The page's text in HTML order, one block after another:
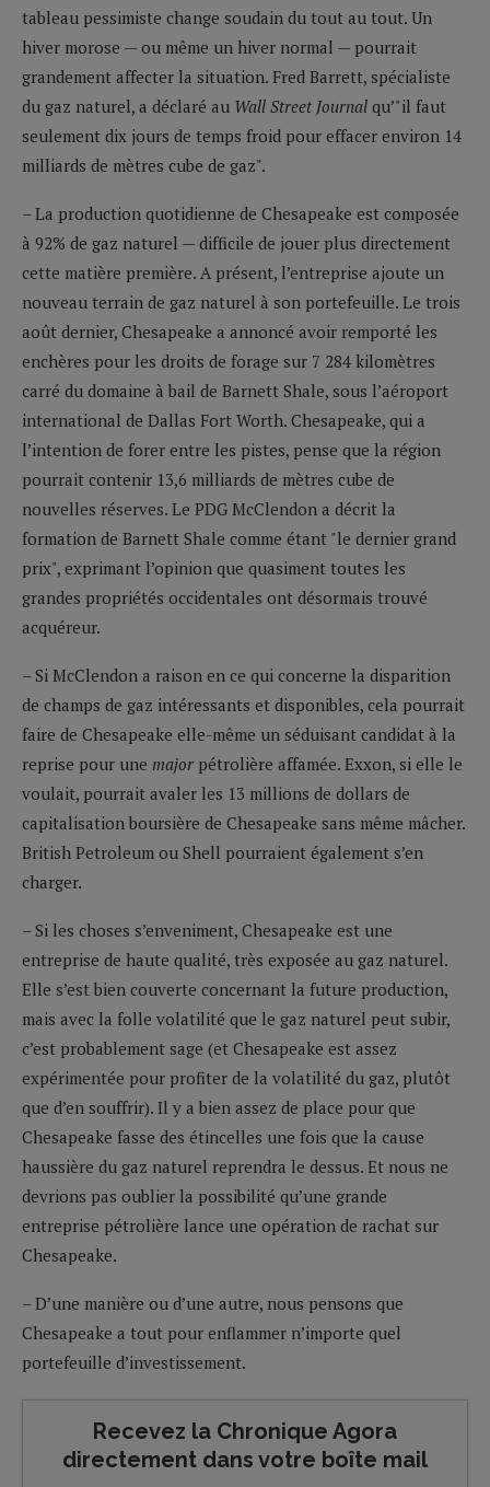
tableau pessimiste change soudain du tout au tout. Un
hiver morose — ou même un hiver normal — pourrait
grandement affecter la situation. Fred Barrett, spécialiste
du gaz naturel, a déclaré au Wall Street Journal qu’"il faut
seulement dix jours de temps froid pour effacer environ 14
milliards de mètres cube de gaz".
– La production quotidienne de Chesapeake est composée
à 92% de gaz naturel — difficile de jouer plus directement
cette matière première. A présent, l’entreprise ajoute un
nouveau terrain de gaz naturel à son portefeuille. Le trois
août dernier, Chesapeake a annoncé avoir remporté les
enchères pour les droits de forage sur 7 284 kilomètres
carré du domaine à bail de Barnett Shale, sous l’aéroport
international de Dallas Fort Worth. Chesapeake, qui a
l’intention de forer entre les pistes, pense que la région
pourrait contenir 13,6 milliards de mètres cube de
nouvelles réserves. Le PDG McClendon a décrit la
formation de Barnett Shale comme étant "le dernier grand
prix", exprimant l’opinion que quasiment toutes les
grandes propriétés occidentales ont désormais trouvé
acquéreur.
– Si McClendon a raison en ce qui concerne la disparition
de champs de gaz intéressants et disponibles, cela pourrait
faire de Chesapeake elle-même un séduisant candidat à la
reprise pour une major pétrolière affamée. Exxon, si elle le
voulait, pourrait avaler les 13 millions de dollars de
capitalisation boursière de Chesapeake sans même mâcher.
British Petroleum ou Shell pourraient également s’en
charger.
– Si les choses s’enveniment, Chesapeake est une
entreprise de haute qualité, très exposée au gaz naturel.
Elle s’est bien couverte concernant la future production,
mais avec la folle volatilité que le gaz naturel peut subir,
c’est probablement sage (et Chesapeake est assez
expérimentée pour profiter de la volatilité du gaz, plutôt
que d’en souffrir). Il y a bien assez de place pour que
Chesapeake fasse des étincelles une fois que la cause
haussière du gaz naturel reprendra le dessus. Et nous ne
devrions pas oublier la possibilité qu’une grande
entreprise pétrolière lance une opération de rachat sur
Chesapeake.
– D’une manière ou d’une autre, nous pensons que
Chesapeake a tout pour enflammer n’importe quel
portefeuille d’investissement.
Recevez la Chronique Agora
directement dans votre boîte mail